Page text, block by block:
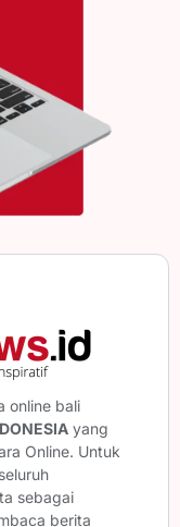
online bali
yang
Online. Untuk
sebagai
berita